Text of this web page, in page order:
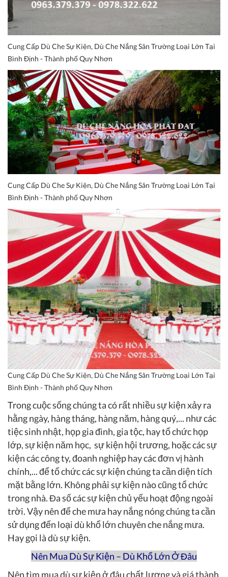
Cung Cấp Dù Che Sự Kiện, Dù Che Nắng Sân Trường Loại Lớn Tại
Bình Định - Thành phố Quy Nhơn
Cung Cấp Dù Che Sự Kiện, Dù Che Nắng Sân Trường Loại Lớn Tại
Bình Định - Thành phố Quy Nhơn
Cung Cấp Dù Che Sự Kiện, Dù Che Nắng Sân Trường Loại Lớn Tại
Bình Định - Thành phố Quy Nhơn
Trong cuộc sống chúng ta có rất nhiều sự kiện xảy ra
hằng ngày, hàng tháng, hàng năm, hàng quý,... như các
tiệc sinh nhật, họp gia đình, gia tộc, hay tổ chức họp
lớp, sự kiện năm học, sự kiện hội trương, hoặc các sự
kiện các công ty, đoanh nghiệp hay các đơn vị hành
chính,... để tổ chức các sự kiện chúng ta cần diện tích
mặt bằng lớn. Không phải sự kiện nào cũng tổ chức
trong nhà. Đa số các sự kiện chủ yếu hoạt động ngoài
trời. Vậy nên để che mưa hay nắng nóng chúng ta cần
sử dụng đến loại dù khổ lớn chuyên che nắng mưa.
Hay gọi là dù sự kiện.
Nên Mua Dù Sự Kiện – Dù Khổ Lớn Ở Đâu
Nên tìm mua dù sự kiện ở đâu chất lượng và giá thành